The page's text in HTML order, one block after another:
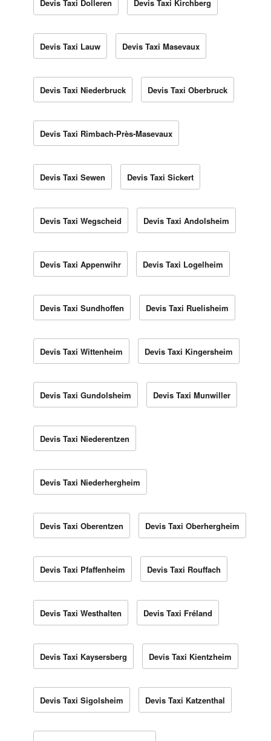
Devis Taxi Dolleren Devis Taxi Kirchberg
Devis Taxi Lauw Devis Taxi Masevaux
Devis Taxi Niederbruck Devis Taxi Oberbruck
Devis Taxi Rimbach-Près-Masevaux
Devis Taxi Sewen Devis Taxi Sickert
Devis Taxi Wegscheid Devis Taxi Andolsheim
Devis Taxi Appenwihr Devis Taxi Logelheim
Devis Taxi Sundhoffen Devis Taxi Ruelisheim
Devis Taxi Wittenheim Devis Taxi Kingersheim
Devis Taxi Gundolsheim Devis Taxi Munwiller
Devis Taxi Niederentzen
Devis Taxi Niederhergheim
Devis Taxi Oberentzen Devis Taxi Oberhergheim
Devis Taxi Pfaffenheim Devis Taxi Rouffach
Devis Taxi Westhalten Devis Taxi Fréland
Devis Taxi Kaysersberg Devis Taxi Kientzheim
Devis Taxi Sigolsheim Devis Taxi Katzenthal